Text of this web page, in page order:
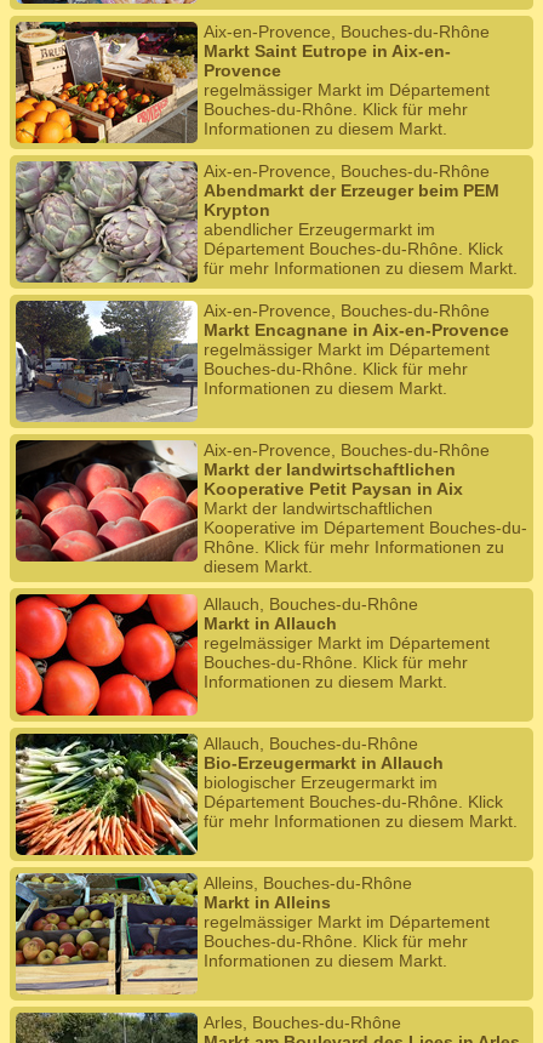
Aix-en-Provence, Bouches-du-Rhône
Markt Saint Eutrope in Aix-en-
Provence
regelmässiger Markt im Département
Bouches-du-Rhône. Klick für mehr
Informationen zu diesem Markt.
Aix-en-Provence, Bouches-du-Rhône
Abendmarkt der Erzeuger beim PEM
Krypton
abendlicher Erzeugermarkt im
Département Bouches-du-Rhône. Klick
für mehr Informationen zu diesem Markt.
Aix-en-Provence, Bouches-du-Rhône
Markt Encagnane in Aix-en-Provence
regelmässiger Markt im Département
Bouches-du-Rhône. Klick für mehr
Informationen zu diesem Markt.
Aix-en-Provence, Bouches-du-Rhône
Markt der landwirtschaftlichen
Kooperative Petit Paysan in Aix
Markt der landwirtschaftlichen
Kooperative im Département Bouches-du-
Rhône. Klick für mehr Informationen zu
diesem Markt.
Allauch, Bouches-du-Rhône
Markt in Allauch
regelmässiger Markt im Département
Bouches-du-Rhône. Klick für mehr
Informationen zu diesem Markt.
Allauch, Bouches-du-Rhône
Bio-Erzeugermarkt in Allauch
biologischer Erzeugermarkt im
Département Bouches-du-Rhône. Klick
für mehr Informationen zu diesem Markt.
Alleins, Bouches-du-Rhône
Markt in Alleins
regelmässiger Markt im Département
Bouches-du-Rhône. Klick für mehr
Informationen zu diesem Markt.
Arles, Bouches-du-Rhône